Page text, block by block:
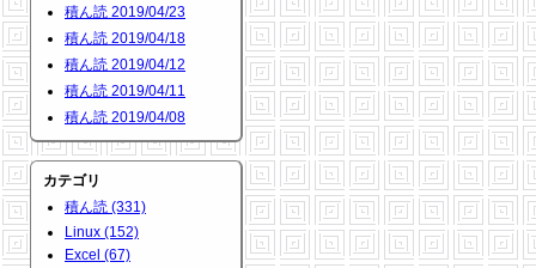
積ん読 2019/04/23
積ん読 2019/04/18
積ん読 2019/04/12
積ん読 2019/04/11
積ん読 2019/04/08
カテゴリ
積ん読 (331)
Linux (152)
Excel (67)